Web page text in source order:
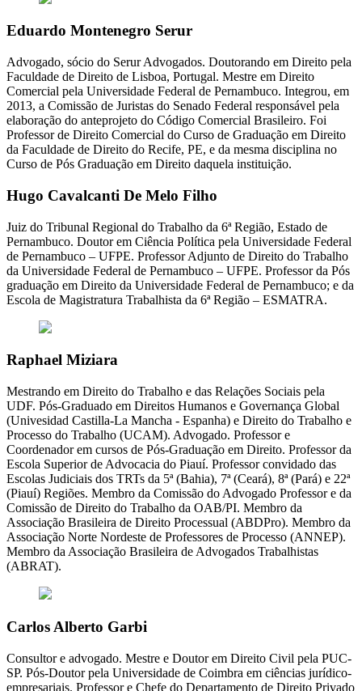
Eduardo Montenegro Serur
Advogado, sócio do Serur Advogados. Doutorando em Direito pela
Faculdade de Direito de Lisboa, Portugal. Mestre em Direito
Comercial pela Universidade Federal de Pernambuco. Integrou, em
2013, a Comissão de Juristas do Senado Federal responsável pela
elaboração do anteprojeto do Código Comercial Brasileiro. Foi
Professor de Direito Comercial do Curso de Graduação em Direito
da Faculdade de Direito do Recife, PE, e da mesma disciplina no
Curso de Pós Graduação em Direito daquela instituição.
Hugo Cavalcanti De Melo Filho
Juiz do Tribunal Regional do Trabalho da 6ª Região, Estado de
Pernambuco. Doutor em Ciência Política pela Universidade Federal
de Pernambuco – UFPE. Professor Adjunto de Direito do Trabalho
da Universidade Federal de Pernambuco – UFPE. Professor da Pós
graduação em Direito da Universidade Federal de Pernambuco; e da
Escola de Magistratura Trabalhista da 6ª Região – ESMATRA.
Raphael Miziara
Mestrando em Direito do Trabalho e das Relações Sociais pela
UDF. Pós-Graduado em Direitos Humanos e Governança Global
(Univesidad Castilla-La Mancha - Espanha) e Direito do Trabalho e
Processo do Trabalho (UCAM). Advogado. Professor e
Coordenador em cursos de Pós-Graduação em Direito. Professor da
Escola Superior de Advocacia do Piauí. Professor convidado das
Escolas Judiciais dos TRTs da 5ª (Bahia), 7ª (Ceará), 8ª (Pará) e 22ª
(Piauí) Regiões. Membro da Comissão do Advogado Professor e da
Comissão de Direito do Trabalho da OAB/PI. Membro da
Associação Brasileira de Direito Processual (ABDPro). Membro da
Associação Norte Nordeste de Professores de Processo (ANNEP).
Membro da Associação Brasileira de Advogados Trabalhistas
(ABRAT).
Carlos Alberto Garbi
Consultor e advogado. Mestre e Doutor em Direito Civil pela PUC-
SP. Pós-Doutor pela Universidade de Coimbra em ciências jurídico-
empresariais. Professor e Chefe do Departamento de Direito Privado